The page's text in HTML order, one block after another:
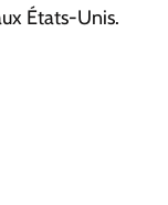
États-Unis.